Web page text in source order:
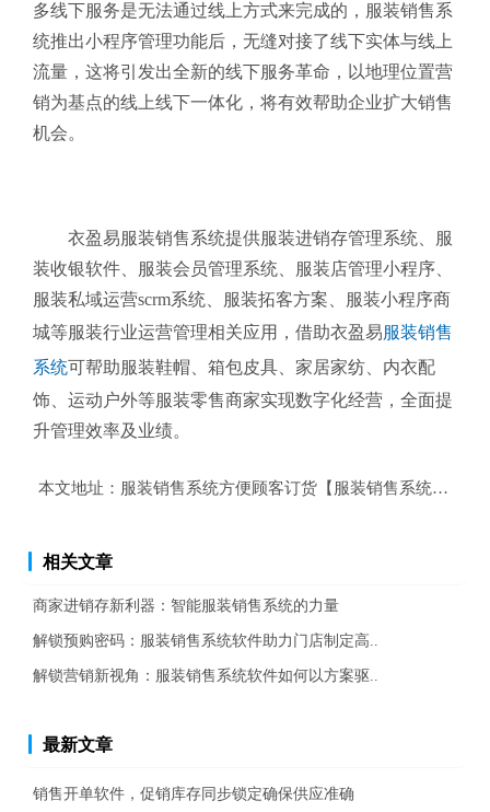
多线下服务是无法通过线上方式来完成的，服装销售系
统推出小程序管理功能后，无缝对接了线下实体与线上
流量，这将引发出全新的线下服务革命，以地理位置营
销为基点的线上线下一体化，将有效帮助企业扩大销售
机会。
衣盈易服装销售系统提供服装进销存管理系统、服
装收银软件、服装会员管理系统、服装店管理小程序、
服装私域运营scrm系统、服装拓客方案、服装小程序商
城等服装行业运营管理相关应用，借助衣盈易服装销售
系统可帮助服装鞋帽、箱包皮具、家居家纺、内衣配
饰、运动户外等服装零售商家实现数字化经营，全面提
升管理效率及业绩。
本文地址： 服装销售系统方便顾客订货【服装销售系统订货管
相关文章
商家进销存新利器：智能服装销售系统的力量
解锁预购密码：服装销售系统软件助力门店制定高..
解锁营销新视角：服装销售系统软件如何以方案驱..
最新文章
销售开单软件，促销库存同步锁定确保供应准确